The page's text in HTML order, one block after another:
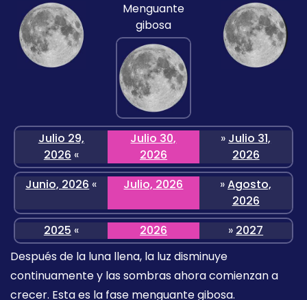
Menguante
gibosa
Julio 29,
2026 «
Julio 30,
2026
» Julio 31,
2026
Junio, 2026 « Julio, 2026 »Agosto,
2026
2025 « 2026 » 2027
Después de la luna llena, la luz disminuye
continuamente y las sombras ahora comienzan a
crecer. Esta es la fase menguante gibosa.